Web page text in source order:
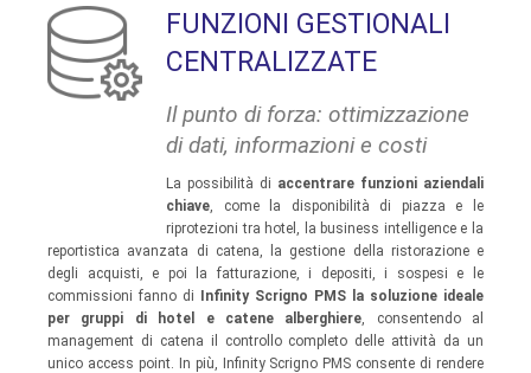
FUNZIONI GESTIONALI
CENTRALIZZATE
Il punto di forza: ottimizzazione
di dati, informazioni e costi
La possibilità di accentrare funzioni aziendali
chiave, come la disponibilità di piazza e le
riprotezioni tra hotel, la business intelligence e la
reportistica avanzata di catena, la gestione della ristorazione e
degli acquisti, e poi la fatturazione, i depositi, i sospesi e le
commissioni fanno di
Infinity Scrigno PMS la soluzione ideale
per gruppi di hotel e catene alberghiere, consentendo al
management di catena il controllo completo delle attività da un
unico access point. In più, Infinity Scrigno PMS consente di rendere